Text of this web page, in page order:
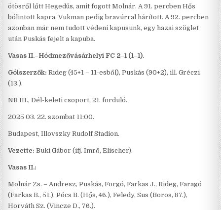
ötösről lőtt Hegedűs, amit fogott Molnár. A 91. percben Hős
bólintott kapra, Vukman pedig bravúrral hárított. A 92. percben
azonban már nem tudott védeni kapusunk, egy hazai szöglet
után Puskás fejelt a kapuba.
Vasas II.–Hódmezővásárhelyi FC 2–1 (1–1).
Gólszerzők:Rideg (45+1 – 11-esből), Puskás (90+2), ill. Gréczi
(13.).
NB III., Dél-keleti csoport, 21. forduló.
2025 03. 22. szombat 11:00.
Budapest, Illovszky Rudolf Stadion.
Vezette:Büki Gábor (ifj. Imrő, Elischer).
Vasas II.:
Molnár Zs. – Andresz, Puskás, Forgó, Farkas J., Rideg, Faragó
(Farkas B., 51.), Pócs B. (Hős, 46.), Feledy, Sus (Boros, 87.),
Horváth Sz. (Vincze D., 76.).